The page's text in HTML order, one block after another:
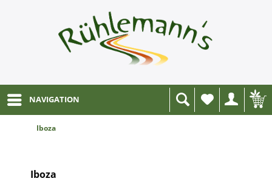
NAVIGATION
Wunschliste
Iboza
Iboza